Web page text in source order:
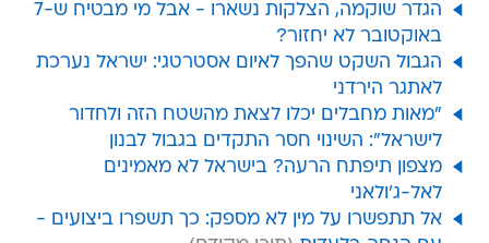
הגדר שוקמה, הצלקות נשארו - אבל מי מבטיח ש-7
באוקטובר לא יחזור?
הגבול השקט שהפך לאיום אסטרטגי: ישראל נערכת
לאתגר הירדני
"מאות מחבלים יכלו לצאת מהשטח הזה ולחדור
לישראל": השינוי חסר התקדים בגבול לבנון
מצפון תיפתח הרעה? בישראל לא מאמינים
לאל-ג'ולאני
אל תתפשרו על מין לא מספק: כך תשפרו ביצועים -